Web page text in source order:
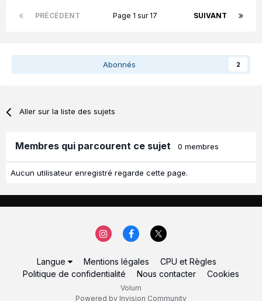
PRÉCÉDENT SUIVANT
Page 1 sur 17
Abonnés 2
Aller sur la liste des sujets
Membres qui parcourent ce sujet 0 membres
Aucun utilisateur enregistré regarde cette page.
Langue Mentions légales
CPU et Règles
Politique de confidentialité
Nous contacter Cookies
Volum
Powered by Invision Community